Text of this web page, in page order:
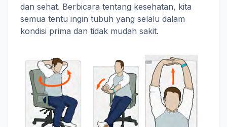
dan sehat. Berbicara tentang kesehatan, kita
semua tentu ingin tubuh yang selalu dalam
kondisi prima dan tidak mudah sakit.